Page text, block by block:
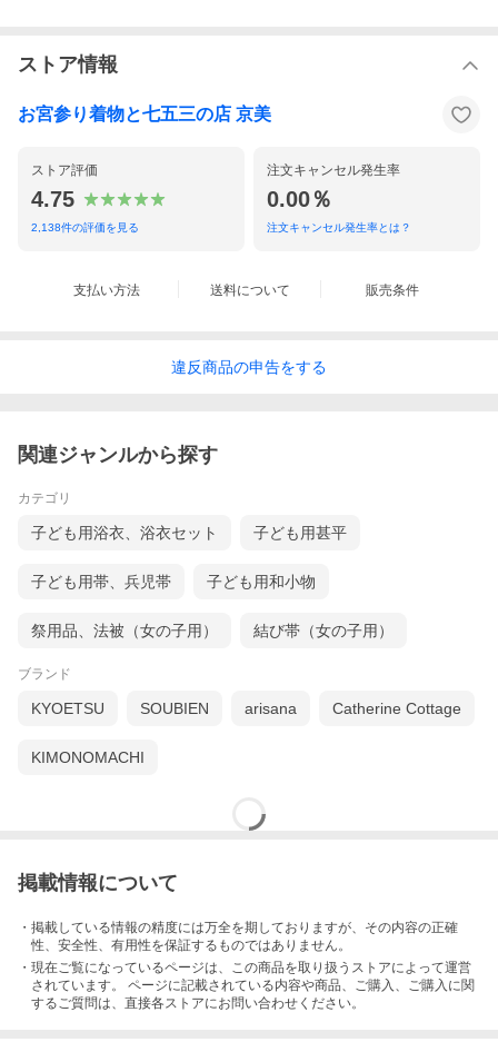
注
点
※御着物は袋の中にたたんで収納されているため軽い
下さい
※生地の裁断位置により多少柄の出方が変わることが
れがある場合が御座います。
※染め物ですので細かい染料とび（気にならない程度
の物）はご了承下さい
※クリーニングに関しましてはメーカー表示のタグに
柄には金彩なども使用し上品な豪華さもあり生地は
地紋のない精華生地を使用しています！！
ストア情報
お宮参り着物と七五三の店 京美
ストア評価
4.75
2,138件の評価を見る
注文キャンセル発生率
0.00％
注文キャンセル発生率とは？
支払い方法 送料について 販売条件
違反商品の申告をする
関連ジャンルから探す
カテゴリ
子ども用浴衣、浴衣セット 子ども用甚平
子ども用帯、兵児帯 子ども用和小物
祭用品、法被（女の子用） 結び帯（女の子用）
ブランド
KYOETSU SOUBIEN arisana Catherine Cottage
KIMONOMACHI
掲載情報について
・掲載している情報の精度には万全を期しておりますが、その内容の正確
性、安全性、有用性を保証するものではありません。
・現在ご覧になっているページは、この商品を取り扱うストアによって運営
されています。 ページに記載されている内容や商品、ご購入 、ご購入に関
するご質問は、直接各ストアにお問い合わせください。